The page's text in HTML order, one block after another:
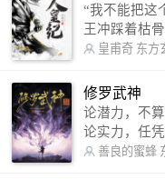
“我不能把这个
王冲踩着枯
倒，扶大厦之
微博：皇甫
87） QQ交流群：320238210【普通群】 574501330
皇甫奇 东方
修罗武神
论潜力，不
论实力，任
军。 我是谁？天下众生视我为修罗，却不知，我以善良的蜜蜂